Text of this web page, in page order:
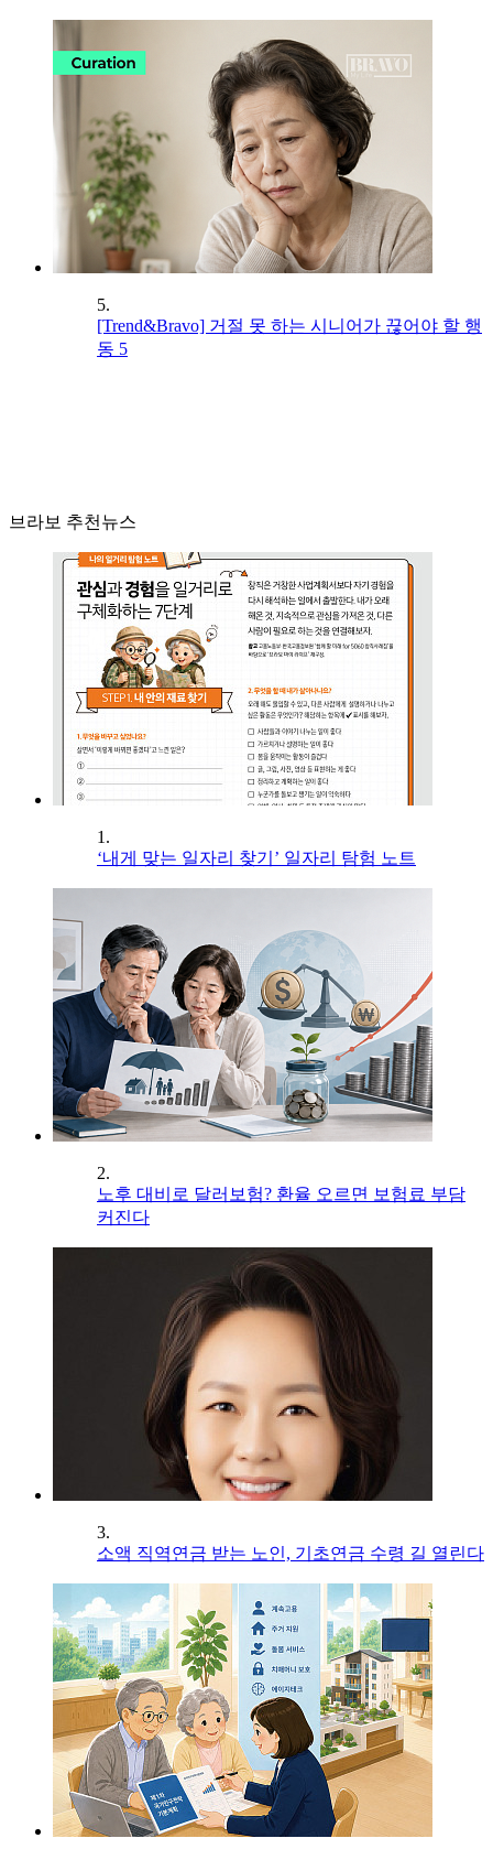
5.
[Trend&Bravo] 거절 못 하는 시니어가 끊어야 할 행
동 5
브라보 추천뉴스
1.
‘내게 맞는 일자리 찾기’ 일자리 탐험 노트
2.
노후 대비로 달러보험? 환율 오르면 보험료 부담
커진다
3.
소액 직역연금 받는 노인, 기초연금 수령 길 열린다